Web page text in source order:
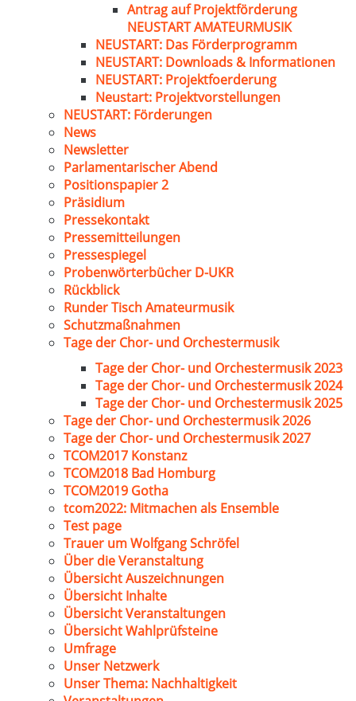
Antrag auf Projektförderung
NEUSTART AMATEURMUSIK
NEUSTART: Das Förderprogramm
NEUSTART: Downloads & Informationen
NEUSTART: Projektfoerderung
Neustart: Projektvorstellungen
NEUSTART: Förderungen
News
Newsletter
Parlamentarischer Abend
Positionspapier 2
Präsidium
Pressekontakt
Pressemitteilungen
Pressespiegel
Probenwörterbücher D-UKR
Rückblick
Runder Tisch Amateurmusik
Schutzmaßnahmen
Tage der Chor- und Orchestermusik
Tage der Chor- und Orchestermusik 2023
Tage der Chor- und Orchestermusik 2024
Tage der Chor- und Orchestermusik 2025
Tage der Chor- und Orchestermusik 2026
Tage der Chor- und Orchestermusik 2027
TCOM2017 Konstanz
TCOM2018 Bad Homburg
TCOM2019 Gotha
tcom2022: Mitmachen als Ensemble
Test page
Trauer um Wolfgang Schröfel
Über die Veranstaltung
Übersicht Auszeichnungen
Übersicht Inhalte
Übersicht Veranstaltungen
Übersicht Wahlprüfsteine
Umfrage
Unser Netzwerk
Unser Thema: Nachhaltigkeit